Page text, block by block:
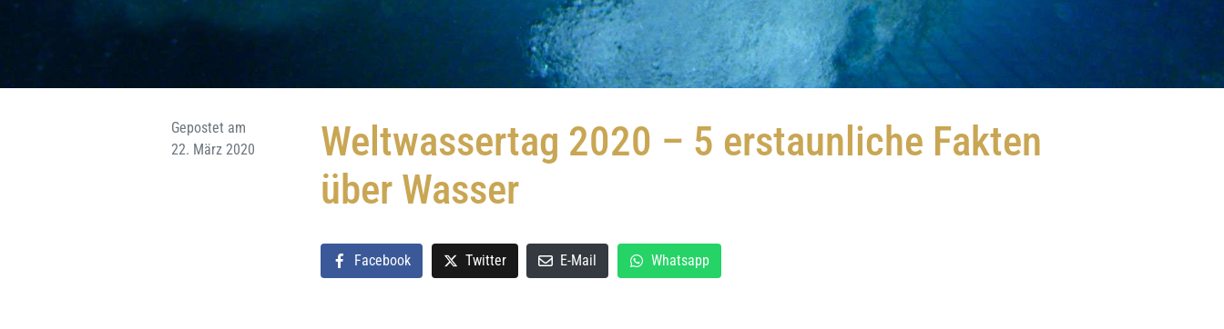
Gepostet am
22. März 2020
Weltwassertag 2020 – 5 erstaunliche Fakten
über Wasser
Facebook Twitter E-Mail Whatsapp